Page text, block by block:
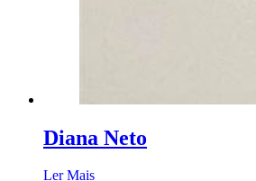
Diana Neto
Ler Mais